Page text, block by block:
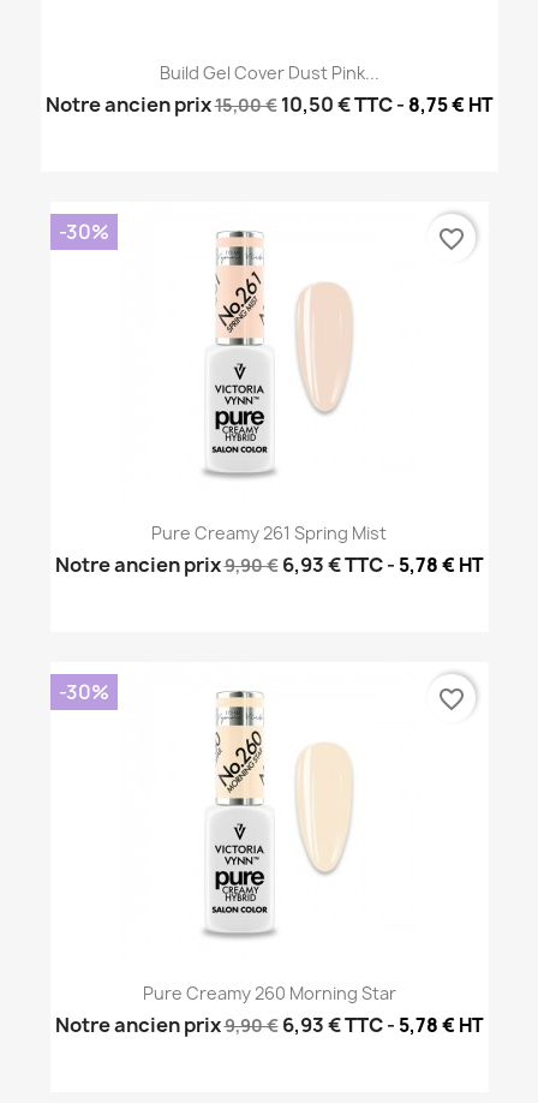
Build Gel Cover Dust Pink...
Notre ancien prix15,00 € 10,50 €TTC- 8,75 € HT
Pure Creamy 261 Spring Mist
Notre ancien prix9,90 € 6,93 €TTC- 5,78 € HT
-30% favorite_border
Pure Creamy 260 Morning Star
Notre ancien prix9,90 € 6,93 €TTC- 5,78 € HT
-30% favorite_border